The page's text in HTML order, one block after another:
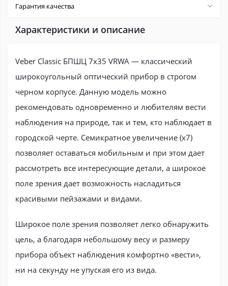
Гарантия качества
Характеристики и описание
Veber Classic БПШЦ 7х35 VRWA — классический
широкоугольный оптический прибор в строгом
черном корпусе. Данную модель можно
рекомендовать одновременно и любителям вести
наблюдения на природе, так и тем, кто наблюдает в
городской черте. Семикратное увеличение (х7)
позволяет оставаться мобильным и при этом дает
рассмотреть все интересующие детали, а широкое
поле зрения дает возможность насладиться
красивыми пейзажами и видами.
Широкое поле зрения позволяет легко обнаружить
цель, а благодаря небольшому весу и размеру
прибора объект наблюдения комфортно «вести»,
ни на секунду не упуская его из вида.